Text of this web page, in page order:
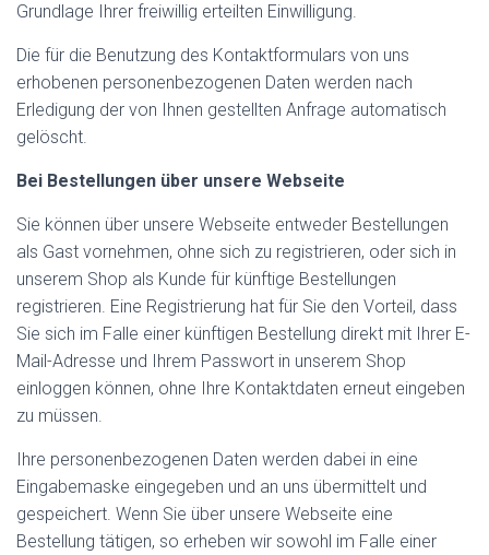
Grundlage Ihrer freiwillig erteilten Einwilligung.
Die für die Benutzung des Kontaktformulars von uns
erhobenen personenbezogenen Daten werden nach
Erledigung der von Ihnen gestellten Anfrage automatisch
gelöscht.
Bei Bestellungen über unsere Webseite
Sie können über unsere Webseite entweder Bestellungen
als Gast vornehmen, ohne sich zu registrieren, oder sich in
unserem Shop als Kunde für künftige Bestellungen
registrieren. Eine Registrierung hat für Sie den Vorteil, dass
Sie sich im Falle einer künftigen Bestellung direkt mit Ihrer E-
Mail-Adresse und Ihrem Passwort in unserem Shop
einloggen können, ohne Ihre Kontaktdaten erneut eingeben
zu müssen.
Ihre personenbezogenen Daten werden dabei in eine
Eingabemaske eingegeben und an uns übermittelt und
gespeichert. Wenn Sie über unsere Webseite eine
Bestellung tätigen, so erheben wir sowohl im Falle einer